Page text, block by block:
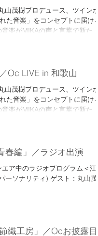
茂樹プロデュース、ツインボ
た音楽」をコンセプトに届ける
楽がMIKAの声と言葉で新たな
Oc LIVE in 和歌山
茂樹プロデュース、ツインボ
た音楽」をコンセプトに届ける
楽がMIKAの声と言葉で新たな
春編」／ラジオ出演
ア中のラジオプログラム＜江
ーソナリティ) ゲスト：丸山茂
織工房」／Ocお披露目